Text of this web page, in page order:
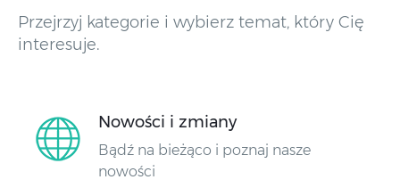
Przejrzyj kategorie i wybierz temat, który Cię
interesuje.
Nowości i zmiany
Bądź na bieżąco i poznaj nasze
nowości